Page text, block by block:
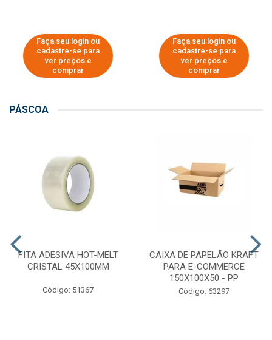
Faça seu login ou
cadastre-se para
ver preços e
comprar
Faça seu login ou
cadastre-se para
ver preços e
comprar
PÁSCOA
FITA ADESIVA HOT-MELT
CRISTAL 45X100MM
Código: 51367
CAIXA DE PAPELÃO KRAFT
PARA E-COMMERCE
150X100X50 - PP
Código: 63297